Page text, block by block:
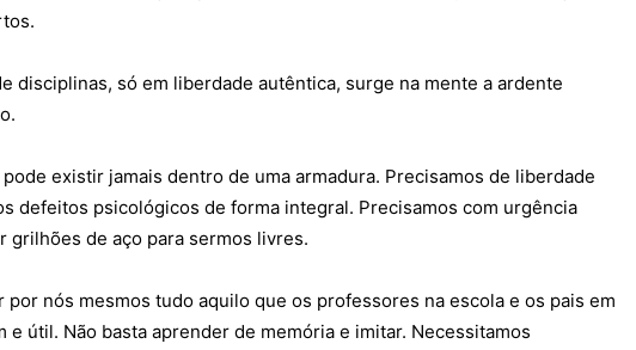
disciplinas, só em liberdade autêntica, surge na mente a ardente
existir jamais dentro de uma armadura. Precisamos de liberdade
defeitos psicológicos de forma integral. Precisamos com urgência
grilhões de aço para sermos livres.
nós mesmos tudo aquilo que os professores na escola e os pais em
e útil. Não basta aprender de memória e imitar. Necessitamos